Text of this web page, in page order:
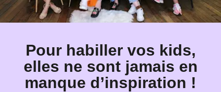
Pour habiller vos kids,
elles ne sont jamais en
manque d’inspiration !